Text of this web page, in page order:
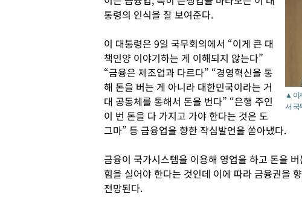
▲ 이
서 국
통령의 인식을 잘 보여준다.
이 대통령은 9일 국무회의에서 “이게 큰 대
책인양 이야기하는 게 이해되지 않는다”
“금융은 제조업과 다르다” “경영혁신을 통
해 돈을 버는 게 아니라 대한민국이라는 거
대 공동체를 통해서 돈을 번다” “은행 주인
이 번 돈을 다 가지고 가야 한다는 것은 도
그마” 등 금융업을 향한 작심발언을 쏟아냈다.
금융이 국가시스템을 이용해 영업을 하고 돈을
힘을 실어야 한다는 것인데 이에 따라 금융권을
전망된다.